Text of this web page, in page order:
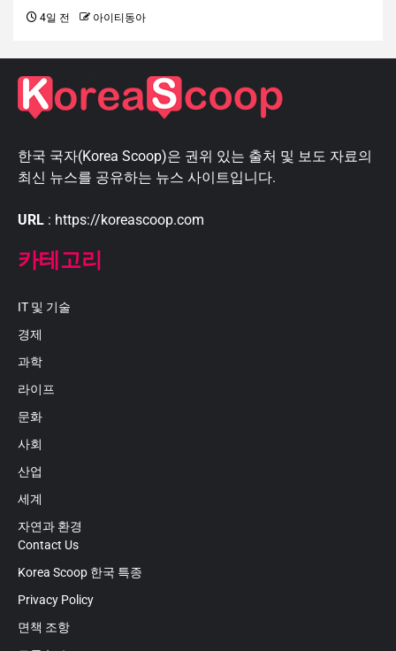
4일 전 아이티동아
한국 국자(Korea Scoop)은 권위 있는 출처 및 보도 자료의
최신 뉴스를 공유하는 뉴스 사이트입니다.
URL : https://koreascoop.com
카테고리
IT 및 기술
경제
과학
라이프
문화
사회
산업
세계
자연과 환경
Contact Us
Korea Scoop 한국 특종
Privacy Policy
면책 조항